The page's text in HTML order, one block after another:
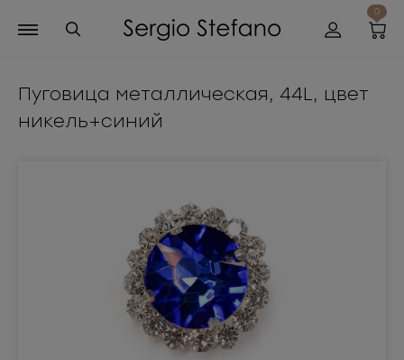
0
Пуговица металлическая, 44L, цвет
никель+синий